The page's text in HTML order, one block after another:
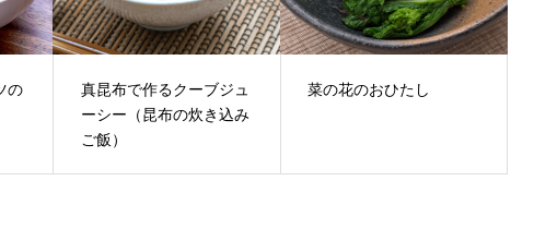
の
真昆布で作るクーブジュ
ーシー（昆布の炊き込み
ご飯）
菜の花のおひたし